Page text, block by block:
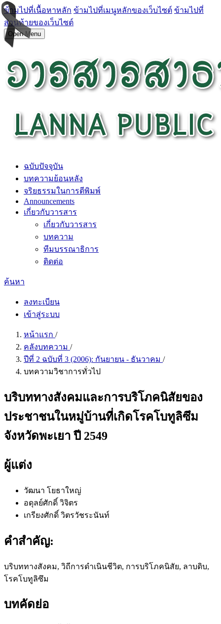
ข้ามไปที่เนื้อหาหลัก ข้ามไปที่เมนูหลักของเว็บไซต์ ข้ามไปที่
ส่วนท้ายของเว็บไซต์
Open Menu
ฉบับปัจจุบัน
บทความย้อนหลัง
จริยธรรมในการตีพิมพ์
Announcements
เกี่ยวกับวารสาร
เกี่ยวกับวารสาร
บทความ
ทีมบรรณาธิการ
ติดต่อ
ค้นหา
ลงทะเบียน
เข้าสู่ระบบ
หน้าแรก /
คลังบทความ /
ปีที่ 2 ฉบับที่ 3 (2006): กันยายน - ธันวาคม /
บทความวิชาการทั่วไป
บริบททางสังคมและการบริโภคนิสัยของ
ประชาชนในหมู่บ้านที่เกิดโรคโบทูลิซึม
จังหวัดพะเยา ปี 2549
ผู้แต่ง
วัฒนา โยธาใหญ่
อดุลย์ศักดิ์ วิจิตร
เกรียงศักดิ์ วิตรวัชระนันท์
คำสำคัญ:
บริบททางสังคม, วิถีการดำเนินชีวิต, การบริโภคนิสัย, ลาบดิบ,
โรคโบทูลิซึม
บทคัดย่อ